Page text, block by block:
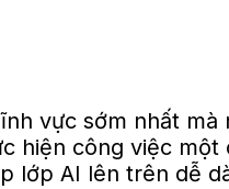
vực sớm nhất
hiện công việc
lớp AI lên trên dễ